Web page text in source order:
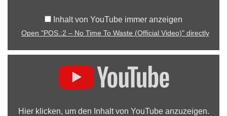
Inhalt von YouTube immer anzeigen
Open "POS.:2 – No Time To Waste (Official Video)" directly
Hier klicken, um den Inhalt von YouTube anzuzeigen.